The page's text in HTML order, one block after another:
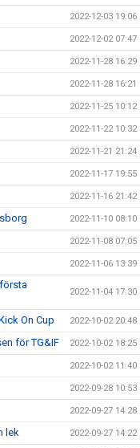
2022-12-03 19:06
2022-12-02 07:47
2022-11-28 16:29
2022-11-28 16:21
2022-11-25 10:12
2022-11-22 10:32
2022-11-21 21:24
2022-11-17 19:55
2022-11-16 21:42
2022-11-10 08:10
2022-11-08 07:05
2022-11-06 13:39
2022-11-04 17:30
On Cup 2022-10-02 20:48
för TG&IF 2022-10-02 18:25
2022-10-02 11:40
2022-09-28 10:53
2022-09-27 14:28
lek 2022-09-27 14:22